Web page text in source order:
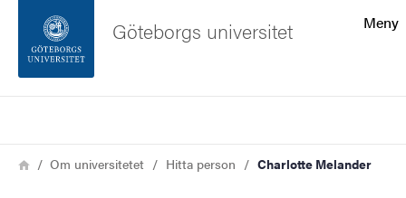
Sidfoten
Meny
Göteborgs universitet
Länkstig
HemOm universitetet Hitta person Charlotte Melander